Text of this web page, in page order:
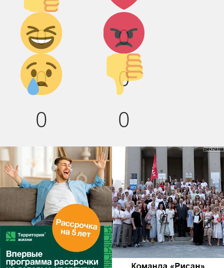
0 0
Дикий
смех!
0
Агрессия!
0
Грусть :(
0
Палец
вниз!
0